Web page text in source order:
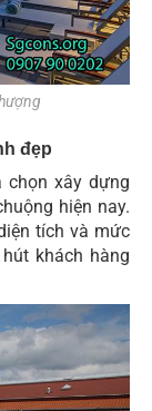
đẹp
chọn xây dựng
hiện nay.
tích và mức
khách hàng